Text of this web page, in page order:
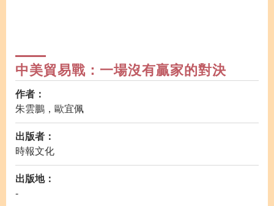
中美貿易戰：一場沒有贏家的對決
作者：
朱雲鵬，歐宜佩
出版者：
時報文化
出版地：
-